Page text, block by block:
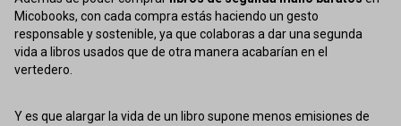
Micobooks, con cada compra estás haciendo un gesto
responsable y sostenible, ya que colaboras a dar una segunda
vida a libros usados que de otra manera acabarían en el
vertedero.
Y es que alargar la vida de un libro supone menos emisiones de